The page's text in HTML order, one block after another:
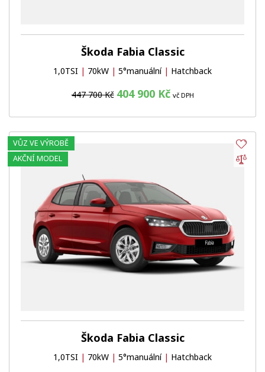
Škoda Fabia Classic
1,0TSI | 70kW | 5°manuální | Hatchback
447 700 Kč 404 900 Kč vč DPH
Škoda Fabia Classic
1,0TSI | 70kW | 5°manuální | Hatchback
VŮZ VE VÝROBĚ
AKČNÍ MODEL